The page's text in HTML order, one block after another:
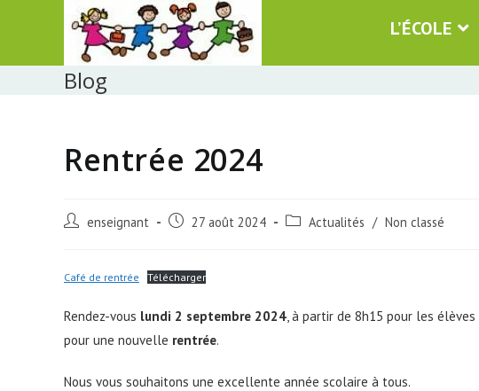
L’ÉCOLE
Blog
Rentrée 2024
Post enseignant
Post 27 août 2024
Post Actualités / Non classé
Café de rentrée Télécharger
Rendez-vous lundi 2 septembre 2024, à partir de 8h15 pour les
pour une nouvelle rentrée.
Nous vous souhaitons une excellente année scolaire à tous.